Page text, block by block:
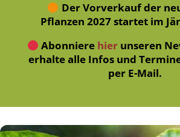
Der Vorverkauf der
Pflanzen 2027 startet im
Abonniere hier unseren
erhalte alle Infos und
per E-Mail.